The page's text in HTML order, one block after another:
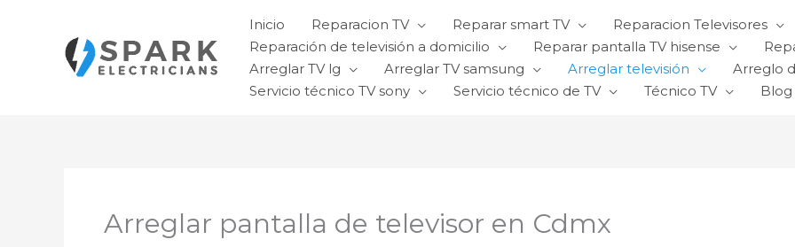
contenido
Inicio Reparacion TV Reparar smart TV Reparacion Televisores
Reparación de televisión a domicilio
Reparar pantalla TV hisense
Arreglar TV lg
Arreglar TV samsung Arreglar televisión Arreglo
Servicio técnico TV sony
Servicio técnico de TV Técnico TV Blog
Arreglar pantalla de televisor en Cdmx